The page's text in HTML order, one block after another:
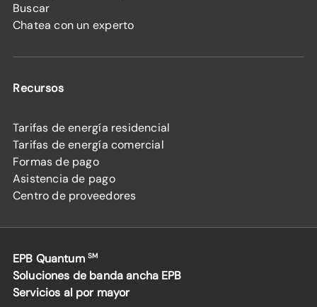
Buscar
Chatea con un experto
Recursos
Tarifas de energía residencial
Tarifas de energía comercial
Formas de pago
Asistencia de pago
Centro de proveedores
EPB Quantum SM
Soluciones de banda ancha EPB
Servicios al por mayor